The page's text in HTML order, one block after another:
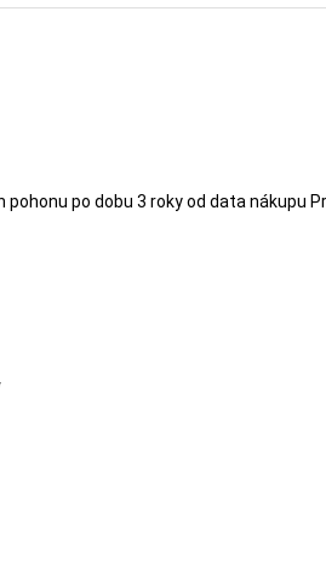
po dobu 3 roky od data nákupu